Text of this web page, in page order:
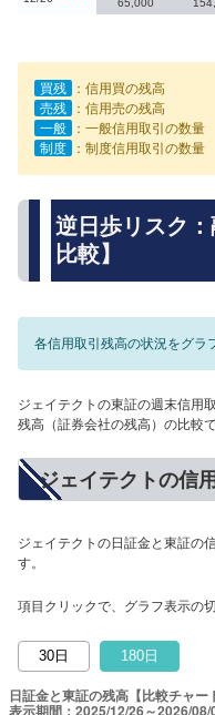
65,000
買残
：信用買の残高
売残
：信用売の残高
一般
：一般信用取引の数量
制度
：制度信用取引の数量
逆日歩リスク
比較】
各信用取引残高の状況をグラ
ジェイテクトの東証の週末信用
残高（証券会社の残高）の比較で
ジェイテクトの信
ジェイテクトの日証金と東証の
す。
項目クリックで、グラフ表示の
30日 180日